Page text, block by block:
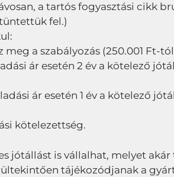
a tartós fogyasztási cikk
fel.)
a szabályozás (250.001 Ft-
ár esetén 2 év a kötelező
ár esetén 1 év a kötelező
kötelezettség.
jótállást is vállalhat, melyet
tájékozódjanak a